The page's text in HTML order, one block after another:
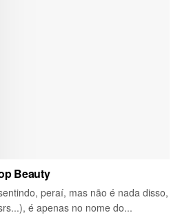
Beauty
peraí, mas não é nada disso,
é apenas no nome do...